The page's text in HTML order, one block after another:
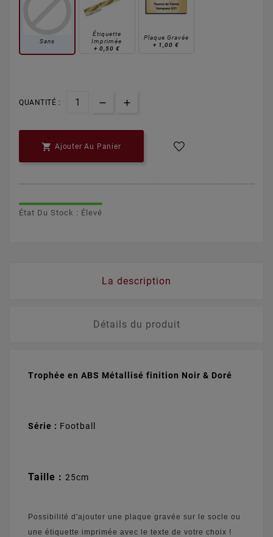
Sans
Étiquette
Imprimée
+ 0,50 €
Plaque Gravée
+ 1,00 €
QUANTITÉ :
 Ajouter Au Panier
État Du Stock : Élevé
La description
Détails du produit
Trophée en ABS Métallisé finition Noir & Doré
Série : Football
Taille : 25cm
Possibilité d'ajouter une plaque gravée sur le socle ou
une étiquette imprimée avec le texte de votre choix !